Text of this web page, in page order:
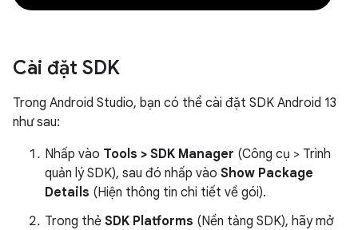
Cài đặt SDK
Trong Android Studio, bạn có thể cài đặt SDK Android 13
như sau:
Nhấp vào Tools > SDK Manager (Công cụ > Trình
quản lý SDK), sau đó nhấp vào Show Package
Details (Hiện thông tin chi tiết về gói).
Trong thẻ SDK Platforms (Nền tảng SDK), hãy mở